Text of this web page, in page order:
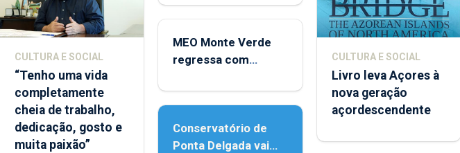
CULTURA E SOCIAL
“Tenho uma vida
completamente
cheia de trabalho,
dedicação, gosto e
muita paixão”
Micaelense
MEO Monte Verde
regressa com
acessibilidade
Conservatório de
Ponta Delgada vai
CULTURA E SOCIAL
Livro leva Açores à
nova geração
açordescendente